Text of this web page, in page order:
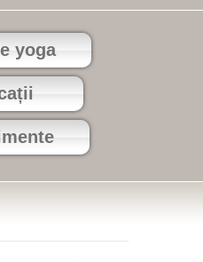
yoga